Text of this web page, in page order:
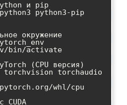
и pip
python3-pip
окружение
bin/activate
(CPU версия)
torchaudio
whl/cpu
CUDA